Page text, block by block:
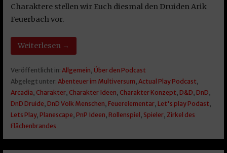
Charaktere stellen wir Euch diesmal den Druiden Arik
Feuerbach vor.
Weiterlesen →
Veröffentlicht in: Allgemein Über den Podcast
Abgelegt unter: Abenteuer im Multiversum Actual Play Podcast
Arcadia Charakter, Charakter Ideen Charakter Konzept D&D DnD
DnD Druide DnD Volk Menschen Feuerelementar, Let's play Podast
Lets Play, Planescape PnP Ideen Rollenspiel Spieler, Zirkel des
Flächenbrandes